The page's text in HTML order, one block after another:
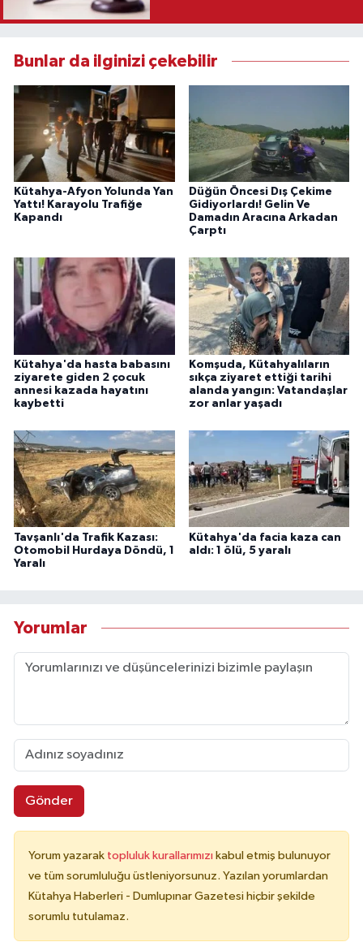
Bunlar da ilginizi çekebilir
Kütahya-Afyon Yolunda Yan
Yattı! Karayolu Trafiğe
Kapandı
Düğün Öncesi Dış Çekime
Gidiyorlardı! Gelin Ve
Damadın Aracına Arkadan
Çarptı
Kütahya'da hasta babasını
ziyarete giden 2 çocuk
annesi kazada hayatını
kaybetti
Komşuda, Kütahyalıların
sıkça ziyaret ettiği tarihi
alanda yangın: Vatandaşlar
zor anlar yaşadı
Tavşanlı'da Trafik Kazası:
Otomobil Hurdaya Döndü, 1
Yaralı
Kütahya'da facia kaza can
aldı: 1 ölü, 5 yaralı
Yorumlar
Gönder
Yorum yazarak topluluk kurallarımızı kabul etmiş bulunuyor
ve tüm sorumluluğu üstleniyorsunuz. Yazılan yorumlardan
Kütahya Haberleri - Dumlupınar Gazetesi hiçbir şekilde
sorumlu tutulamaz.